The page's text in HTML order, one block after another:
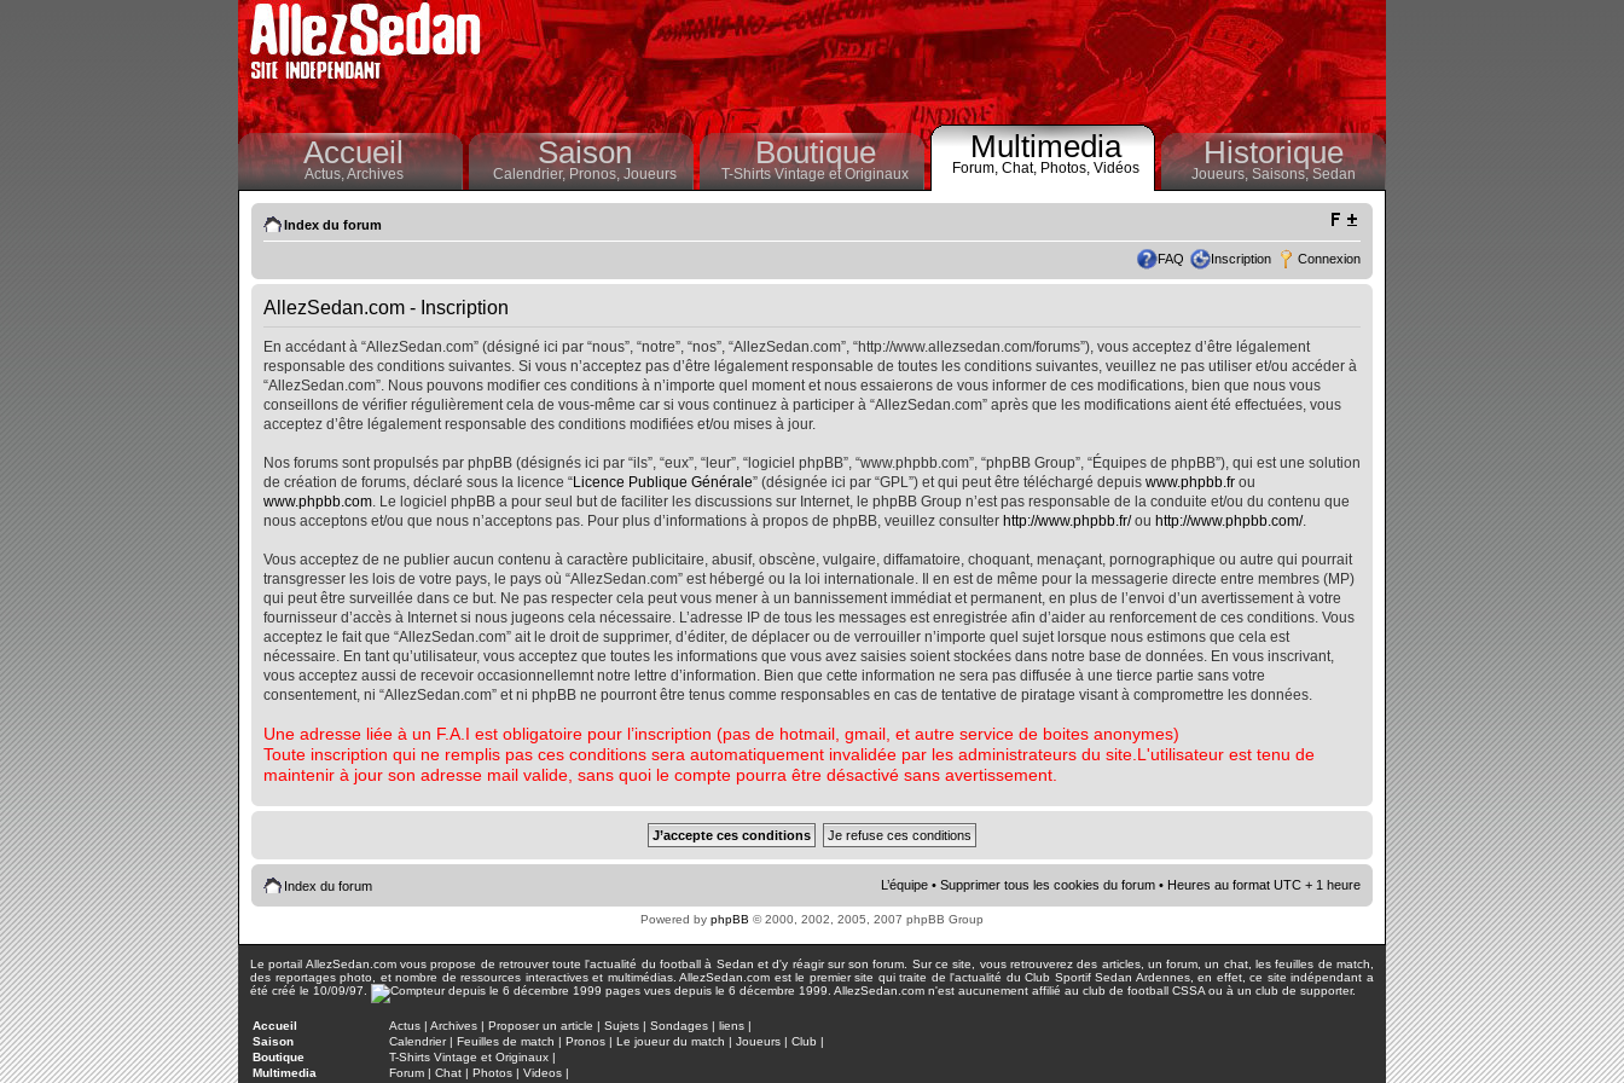
Accueil
Actus,Archives
Saison
Calendrier,Pronos, Joueurs
Boutique
T-Shirts Vintage et Originaux
Multimedia
Forum, Chat, Photos, Vidéos Historique
Joueurs, Saisons,Sedan
Index du forum
FAQ Inscription Connexion
AllezSedan.com - Inscription
En accédant à “AllezSedan.com” (désigné ici par “nous”, “notre”, “nos”, “AllezSedan.com”, “http://www.allezsedan.com/forums”), vous acceptez d’être légalement
responsable des conditions suivantes. Si vous n’acceptez pas d’être légalement responsable de toutes les conditions suivantes, veuillez ne pas utiliser et/ou accéder à
“AllezSedan.com”. Nous pouvons modifier ces conditions à n’importe quel moment et nous essaierons de vous informer de ces modifications, bien que nous vous
conseillons de vérifier régulièrement cela de vous-même car si vous continuez à participer à “AllezSedan.com” après que les modifications aient été effectuées, vous
acceptez d’être légalement responsable des conditions modifiées et/ou mises à jour.
Nos forums sont propulsés par phpBB (désignés ici par “ils”, “eux”, “leur”, “logiciel phpBB”, “www.phpbb.com”, “phpBB Group”, “Équipes de phpBB”), qui est une solution
de création de forums, déclaré sous la licence “Licence Publique Générale” (désignée ici par “GPL”) et qui peut être téléchargé depuis www.phpbb.fr ou
www.phpbb.com. Le logiciel phpBB a pour seul but de faciliter les discussions sur Internet, le phpBB Group n’est pas responsable de la conduite et/ou du contenu que
nous acceptons et/ou que nous n’acceptons pas. Pour plus d’informations à propos de phpBB, veuillez consulter http://www.phpbb.fr/ou http://www.phpbb.com/.
Vous acceptez de ne publier aucun contenu à caractère publicitaire, abusif, obscène, vulgaire, diffamatoire, choquant, menaçant, pornographique ou autre qui pourrait
transgresser les lois de votre pays, le pays où “AllezSedan.com” est hébergé ou la loi internationale. Il en est de même pour la messagerie directe entre membres (MP)
qui peut être surveillée dans ce but. Ne pas respecter cela peut vous mener à un bannissement immédiat et permanent, en plus de l’envoi d’un avertissement à votre
fournisseur d’accès à Internet si nous jugeons cela nécessaire. L’adresse IP de tous les messages est enregistrée afin d’aider au renforcement de ces conditions. Vous
acceptez le fait que “AllezSedan.com” ait le droit de supprimer, d’éditer, de déplacer ou de verrouiller n’importe quel sujet lorsque nous estimons que cela est
nécessaire. En tant qu’utilisateur, vous acceptez que toutes les informations que vous avez saisies soient stockées dans notre base de données. En vous inscrivant,
vous acceptez aussi de recevoir occasionnellemnt notre lettre d’information. Bien que cette information ne sera pas diffusée à une tierce partie sans votre
consentement, ni “AllezSedan.com” et ni phpBB ne pourront être tenus comme responsables en cas de tentative de piratage visant à compromettre les données.
Une adresse liée à un F.A.I est obligatoire pour l’inscription (pas de hotmail, gmail, et autre service de boites anonymes)
Toute inscription qui ne remplis pas ces conditions sera automatiquement invalidée par les administrateurs du site.L'utilisateur est tenu de
maintenir à jour son adresse mail valide, sans quoi le compte pourra être désactivé sans avertissement.
Index du forum L’équipe • Supprimer tous les cookies du forum • Heures au format UTC + 1 heure
Powered by phpBB © 2000, 2002, 2005, 2007 phpBB Group
Le portail AllezSedan.com vous propose de retrouver toute l'actualité du football à Sedan et d'y réagir sur son forum. Sur ce site, vous retrouverez des articles, un forum, un chat, les feuilles de match,
des reportages photo, et nombre de ressources interactives et multimédias. AllezSedan.com est le premier site qui traite de l'actualité du Club Sportif Sedan Ardennes, en effet, ce site indépendant a
été créé le 10/09/97.
pages vues depuis le 6 décembre 1999. AllezSedan.com n'est aucunement affilié au club de football CSSA ou à un club de supporter.
Accueil Actus | Archives | Proposer un article | Sujets | Sondages | liens |
Saison
Calendrier| Feuilles de match | Pronos | Le joueur du match | Joueurs | Club |
Boutique
T-Shirts Vintage et Originaux |
Multimedia
Forum | Chat | Photos | Videos |